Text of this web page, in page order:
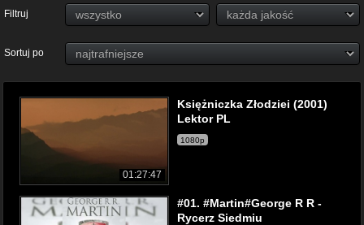
Filtruj
Sortuj po
01:27:47
Księżniczka Złodziei (2001)
Lektor PL
1080p
#01. #Martin#George R R -
Rycerz Siedmiu